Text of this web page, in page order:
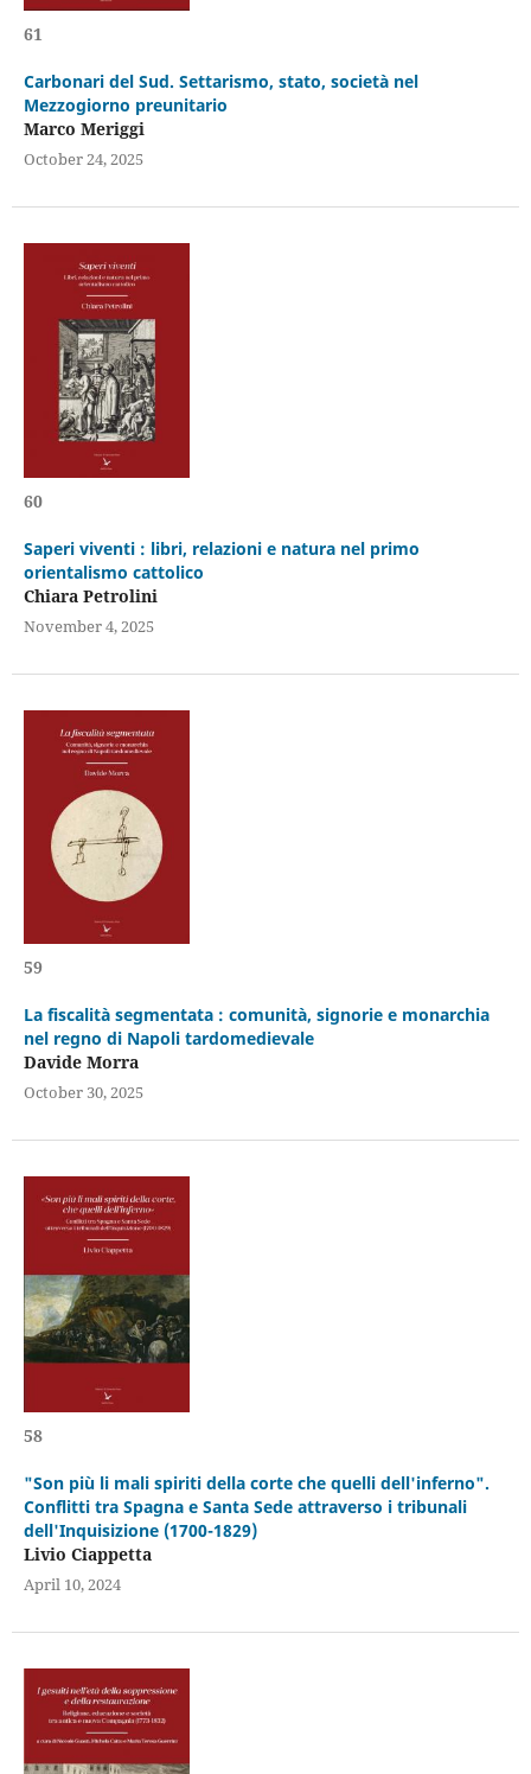
61
Carbonari del Sud. Settarismo, stato, società nel
Mezzogiorno preunitario
Marco Meriggi
October 24, 2025
60
Saperi viventi : libri, relazioni e natura nel primo
orientalismo cattolico
Chiara Petrolini
November 4, 2025
59
La fiscalità segmentata : comunità, signorie e monarchia
nel regno di Napoli tardomedievale
Davide Morra
October 30, 2025
58
"Son più li mali spiriti della corte che quelli dell'inferno".
Conflitti tra Spagna e Santa Sede attraverso i tribunali
dell'Inquisizione (1700-1829)
Livio Ciappetta
April 10, 2024